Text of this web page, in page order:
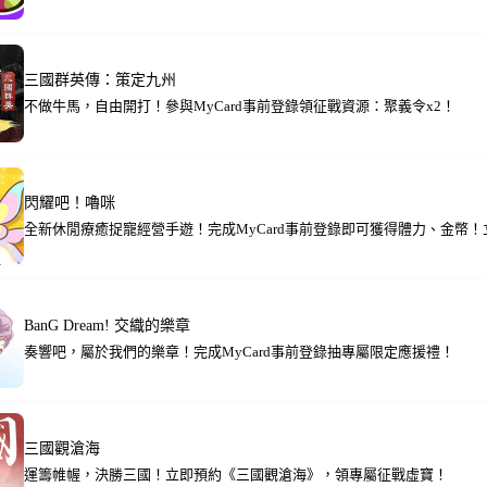
三國群英傳：策定九州
不做牛馬，自由開打！參與MyCard事前登錄領征戰資源：聚義令x2！
閃耀吧！嚕咪
全新休閒療癒捉寵經營手遊！完成MyCard事前登錄即可獲得體力、金幣！
BanG Dream! 交織的樂章
奏響吧，屬於我們的樂章！完成MyCard事前登錄抽專屬限定應援禮！
三國觀滄海
運籌帷幄，決勝三國！立即預約《三國觀滄海》，領專屬征戰虛寶！